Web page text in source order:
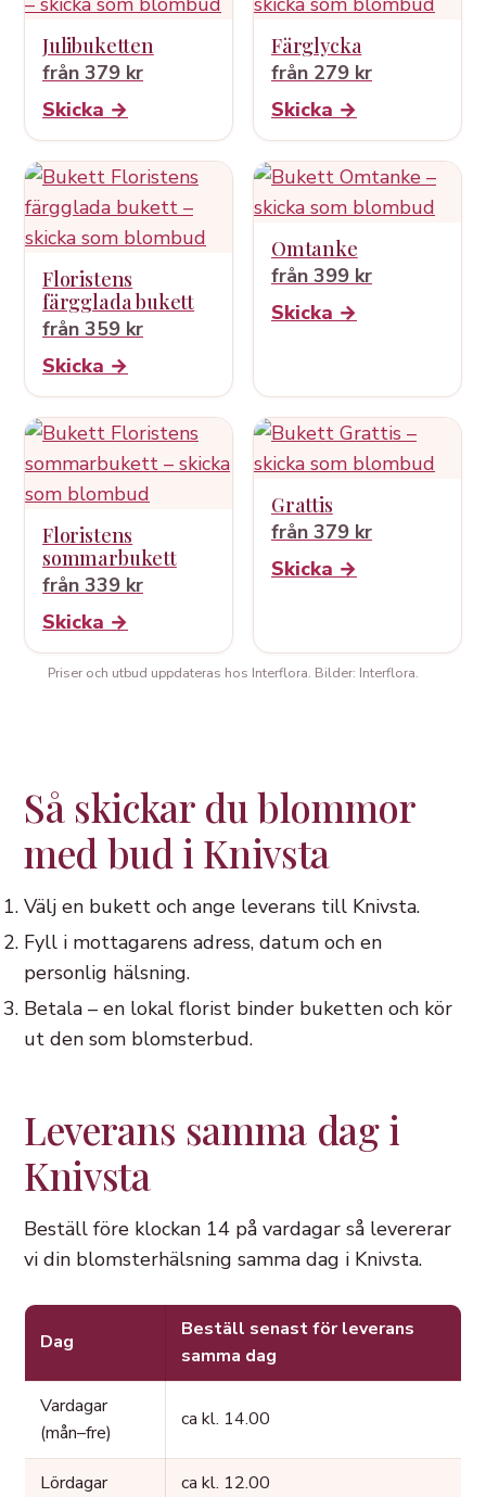
Julibuketten
från 379 kr
Skicka →
Färglycka
från 279 kr
Skicka →
Floristens
färgglada bukett
från 359 kr
Skicka →
Omtanke
från 399 kr
Skicka →
Floristens
sommarbukett
från 339 kr
Skicka →
Grattis
från 379 kr
Skicka →
Priser och utbud uppdateras hos Interflora. Bilder: Interflora.
Så skickar du blommor
med bud i Knivsta
Välj en bukett och ange leverans till Knivsta.
Fyll i mottagarens adress, datum och en
personlig hälsning.
Betala – en lokal florist binder buketten och kör
ut den som blomsterbud.
Leverans samma dag i
Knivsta
Beställ före klockan 14 på vardagar så levererar
vi din blomsterhälsning samma dag i Knivsta.
Dag
Beställ senast för leverans
samma dag
Vardagar
(mån–fre)
ca kl. 14.00
Lördagar ca kl. 12.00